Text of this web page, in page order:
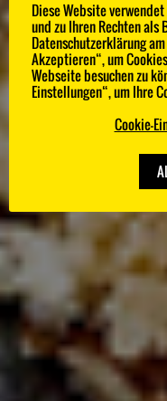
100
Die 100
Diese Website
und zu Ihren Rechten als
Datenschutzerklärung
Akzeptieren“, um
Webseite besuchen zu
Einstellungen“, um Ihre
Cookie-